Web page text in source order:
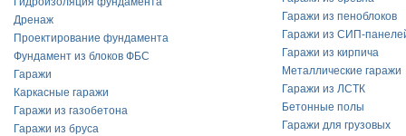
Гаражи из пеноблоков
Гаражи из СИП-
Гаражи из кирпича
Металлические гаражи
Гаражи из ЛСТК
Бетонные полы
Гаражи для грузовых
Дренаж
Проектирование фундамента
Фундамент из блоков ФБС
Гаражи
Каркасные гаражи
Гаражи из газобетона
Гаражи из бруса